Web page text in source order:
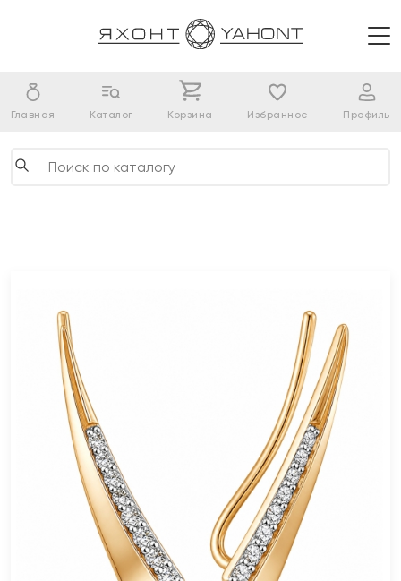
Главная Каталог Корзина Избранное Профиль